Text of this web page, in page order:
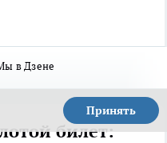
в Дзене
Принять
билет: